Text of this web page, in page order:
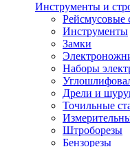
Инструменты и
Рейсмусовые
Инструменты
Замки
Наборы
Дрели и
Точильные
Штроборезы
Бензорезы